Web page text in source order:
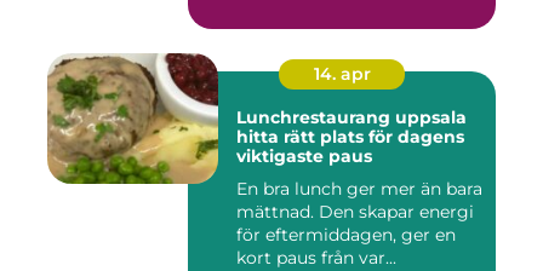
14. apr
Lunchrestaurang uppsala
hitta rätt plats för dagens
viktigaste paus
En bra lunch ger mer än bara
mättnad. Den skapar energi
för eftermiddagen, ger en
kort paus från var...